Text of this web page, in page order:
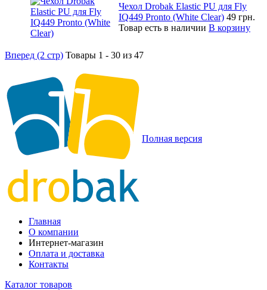
Чехол Drobak Elastic PU для Fly
IQ449 Pronto (White Clear) 49 грн.
Товар есть в наличии В корзину
Вперед (2 стр) Товары 1 - 30 из 47
Полная версия
Главная
О компании
Интернет-магазин
Оплата и доставка
Контакты
Каталог товаров